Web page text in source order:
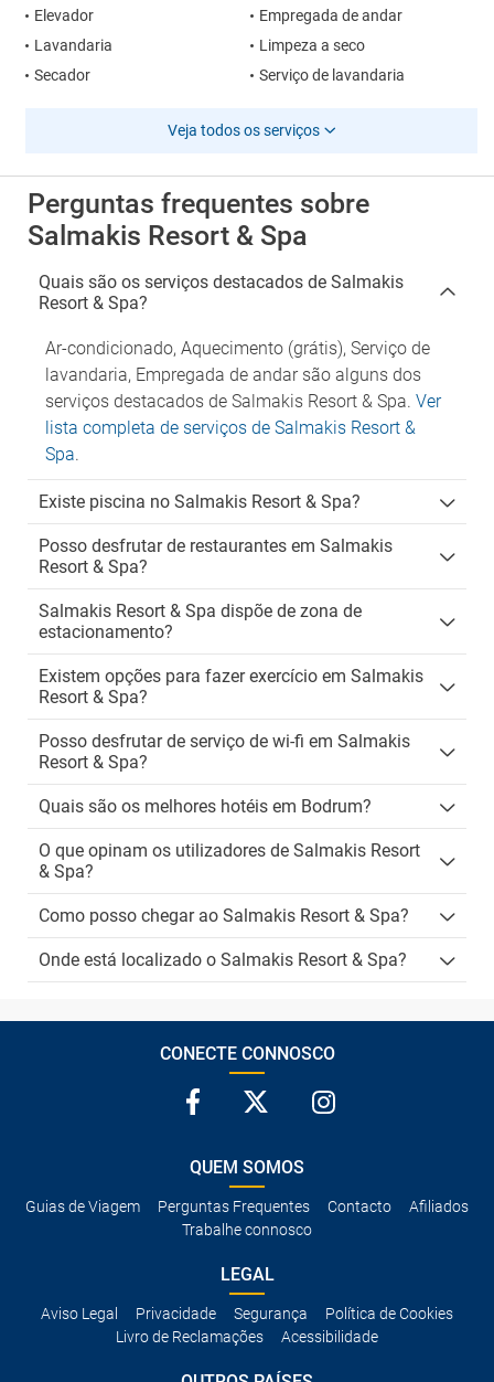
Elevador
Empregada de andar
Lavandaria
Limpeza a seco
Secador
Serviço de lavandaria
Veja todos os serviços
Perguntas frequentes sobre
Salmakis Resort & Spa
Quais são os serviços destacados de Salmakis
Resort & Spa?
Ar-condicionado, Aquecimento (grátis), Serviço de
lavandaria, Empregada de andar são alguns dos
serviços destacados de Salmakis Resort & Spa. Ver
lista completa de serviços de Salmakis Resort &
Spa.
Existe piscina no Salmakis Resort & Spa?
Posso desfrutar de restaurantes em Salmakis
Resort & Spa?
Salmakis Resort & Spa dispõe de zona de
estacionamento?
Existem opções para fazer exercício em Salmakis
Resort & Spa?
Posso desfrutar de serviço de wi-fi em Salmakis
Resort & Spa?
Quais são os melhores hotéis em Bodrum?
O que opinam os utilizadores de Salmakis Resort
& Spa?
Como posso chegar ao Salmakis Resort & Spa?
Onde está localizado o Salmakis Resort & Spa?
CONECTE CONNOSCO
QUEM SOMOS
Guias de Viagem Perguntas Frequentes Contacto
Afiliados
Trabalhe connosco
LEGAL
Aviso Legal Privacidade Segurança
Política de Cookies
Livro de Reclamações
Acessibilidade